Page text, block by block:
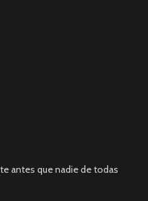
antes que nadie de todas